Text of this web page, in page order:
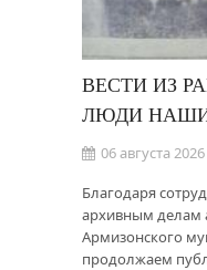
ВЕСТИ ИЗ
ЛЮДИ
06 августа 2026
Благодаря
архивным делам
Армизонского
продолжаем